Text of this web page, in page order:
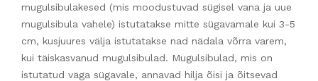
mugulsibulakesed (mis moodustuvad sügisel vana ja uue
mugulsibula vahele) istutatakse mitte sügavamale kui 3-5
cm, kusjuures välja istutatakse nad nädala võrra varem,
kui täiskasvanud mugulsibulad. Mugulsibulad, mis on
istutatud väga sügavale, annavad hilja õisi ja õitsevad